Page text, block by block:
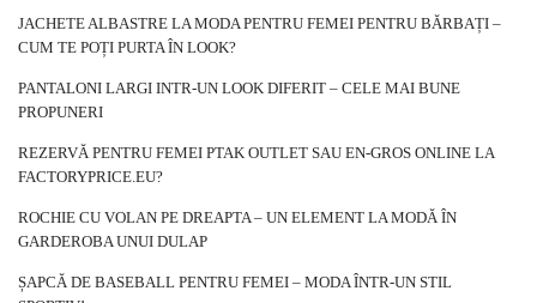
Aceste genți de …
JACHETE ALBASTRE LA MODA PENTRU FEMEI PENTRU BĂRBAȚI –
CUM TE POȚI PURTA ÎN LOOK?
PANTALONI LARGI INTR-UN LOOK DIFERIT – CELE MAI BUNE
PROPUNERI
REZERVĂ PENTRU FEMEI PTAK OUTLET SAU EN-GROS ONLINE LA
FACTORYPRICE.EU?
ROCHIE CU VOLAN PE DREAPTA – UN ELEMENT LA MODĂ ÎN
GARDEROBA UNUI DULAP
ȘAPCĂ DE BASEBALL PENTRU FEMEI – MODA ÎNTR-UN STIL